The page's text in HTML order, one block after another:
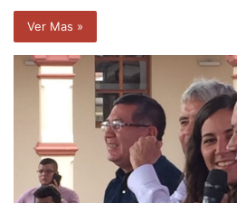
Ver Mas »